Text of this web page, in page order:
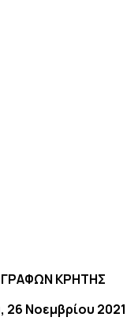
ΚΡΗΤΗΣ
26 Νοεμβρίου 2021